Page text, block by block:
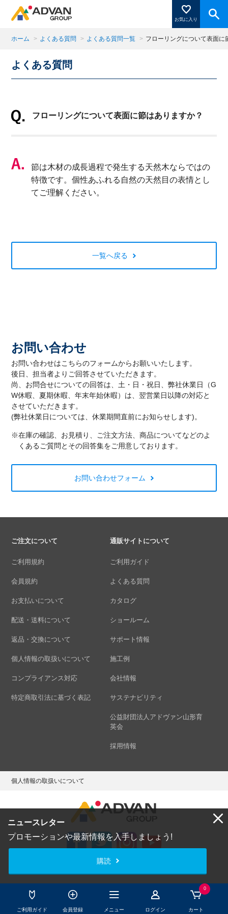
お気に入り
ご利用ガイド 会員登録 メニュー ログイン
0
カート
商品ページにある「お気に入り登録」を押すと登録した
商品がここに表示されます。
ニュースレター
プロモーションや最新情報を入手しましょう!
購読
ホーム > よくある質問 > よくある質問一覧 > フローリングについて表面に
よくある質問
フローリングについて表面に節はありますか？
節は木材の成長過程で発生する天然木ならではの
特徴です。個性あふれる自然の天然目の表情とし
てご理解ください。
一覧へ戻る
お問い合わせ
お問い合わせはこちらのフォームからお願いいたします。
後日、担当者よりご回答させていただきます。
尚、お問合せについての回答は、土・日・祝日、弊社休業日（G
W休暇、夏期休暇、年末年始休暇）は、翌営業日以降の対応と
させていただきます。
(弊社休業日については、休業期間直前にお知らせします)。
※在庫の確認、お見積り、ご注文方法、商品についてなどのよ
くあるご質問とその回答集をご用意しております。
お問い合わせフォーム
ご注文について
ご利用規約
会員規約
お支払いについて
配送・送料について
返品・交換について
個人情報の取扱いについて
コンプライアンス対応
特定商取引法に基づく表記
通販サイトについて
ご利用ガイド
よくある質問
カタログ
ショールーム
サポート情報
施工例
会社情報
サステナビリティ
公益財団法人アドヴァン山形育
英会
採用情報
個人情報の取扱いについて